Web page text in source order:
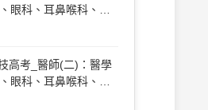
眼科、耳鼻喉科、婦
及其相關臨床實例與
高考_醫師(二)：醫學
眼科、耳鼻喉科、婦
及其相關臨床實例與